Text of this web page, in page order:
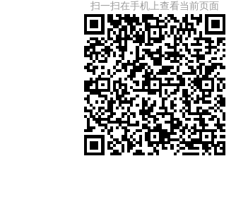
扫一扫在手机上查看当前页面